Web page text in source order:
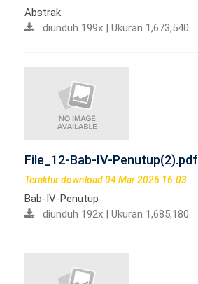
Abstrak
diunduh 199x | Ukuran 1,673,540
File_12-Bab-IV-Penutup(2).pdf
Terakhir download 04 Mar 2026 16:03
Bab-IV-Penutup
diunduh 192x | Ukuran 1,685,180